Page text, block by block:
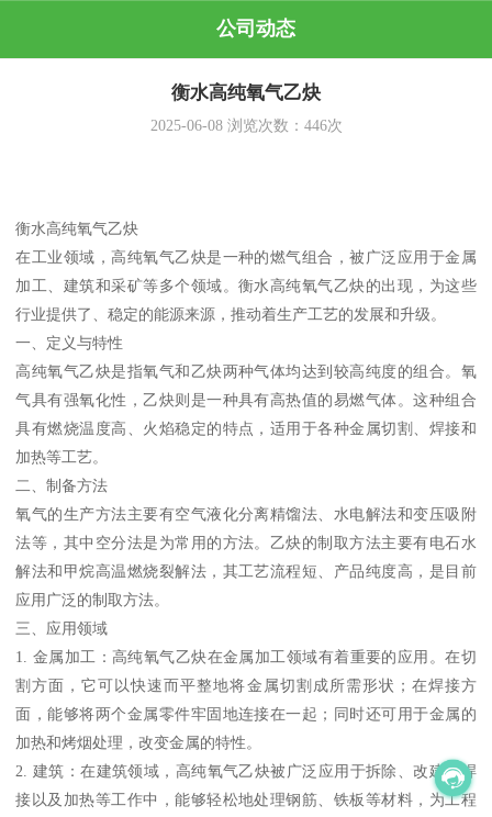
公司动态
衡水高纯氧气乙炔
2025-06-08浏览次数： 446次
衡水高纯氧气乙炔
在工业领域，高纯氧气乙炔是一种的燃气组合，被广泛应用于金属
加工、建筑和采矿等多个领域。衡水高纯氧气乙炔的出现，为这些
行业提供了、稳定的能源来源，推动着生产工艺的发展和升级。
一、定义与特性
高纯氧气乙炔是指氧气和乙炔两种气体均达到较高纯度的组合。氧
气具有强氧化性，乙炔则是一种具有高热值的易燃气体。这种组合
具有燃烧温度高、火焰稳定的特点，适用于各种金属切割、焊接和
加热等工艺。
二、制备方法
氧气的生产方法主要有空气液化分离精馏法、水电解法和变压吸附
法等，其中空分法是为常用的方法。乙炔的制取方法主要有电石水
解法和甲烷高温燃烧裂解法，其工艺流程短、产品纯度高，是目前
应用广泛的制取方法。
三、应用领域
1. 金属加工：高纯氧气乙炔在金属加工领域有着重要的应用。在切
割方面，它可以快速而平整地将金属切割成所需形状；在焊接方
面，能够将两个金属零件牢固地连接在一起；同时还可用于金属的
加热和烤烟处理，改变金属的特性。
2. 建筑：在建筑领域，高纯氧气乙炔被广泛应用于拆除、改建、焊
接以及加热等工作中，能够轻松地处理钢筋、铁板等材料，为工程